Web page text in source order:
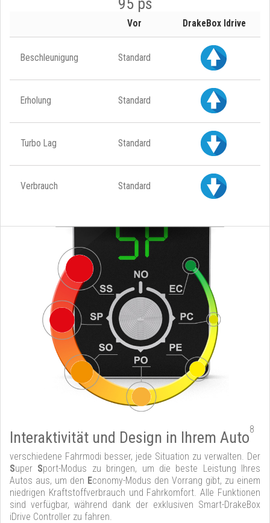
Vor DrakeBox Idrive
Beschleunigung Standard
Erholung Standard
Turbo Lag Standard
Verbrauch Standard
Interaktivität und Design in Ihrem Auto8
verschiedene Fahrmodi besser, jede Situation zu verwalten. Der
Super Sport-Modus zu bringen, um die beste Leistung Ihres
Autos aus, um den Economy-Modus den Vorrang gibt, zu einem
niedrigen Kraftstoffverbrauch und Fahrkomfort. Alle Funktionen
sind verfügbar, während dank der exklusiven Smart-DrakeBox
iDrive Controller zu fahren.